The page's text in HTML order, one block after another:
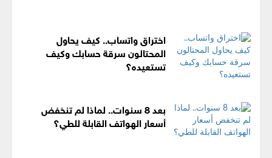
اختراق واتساب.. كيف يحاول
المحتالون سرقة حسابك وكيف
تستعيده؟
بعد 8 سنوات.. لماذا لم تنخفض
أسعار الهواتف القابلة للطي؟